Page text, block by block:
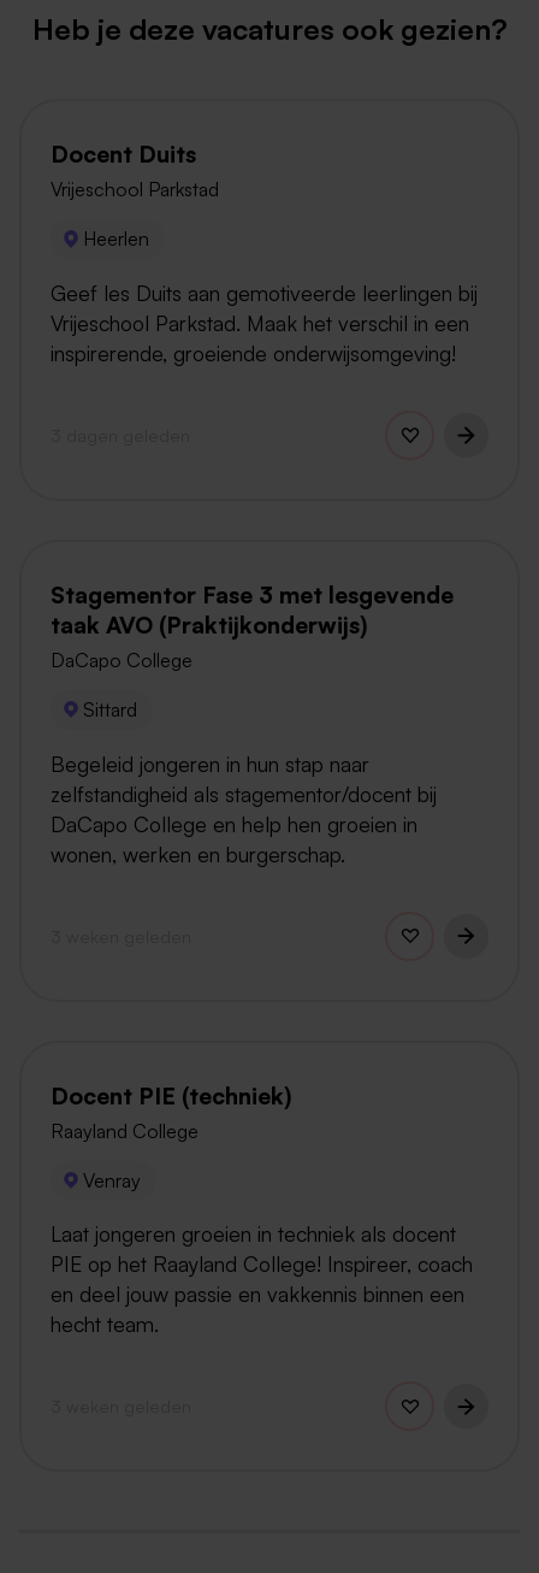
Heb je deze vacatures ook gezien?
Docent Duits
Vrijeschool Parkstad
Heerlen
Geef les Duits aan gemotiveerde leerlingen bij
Vrijeschool Parkstad. Maak het verschil in een
inspirerende, groeiende onderwijsomgeving!
Stagementor Fase 3 met lesgevende
taak AVO (Praktijkonderwijs)
DaCapo College
Sittard
Begeleid jongeren in hun stap naar
zelfstandigheid als stagementor/docent bij
DaCapo College en help hen groeien in
wonen, werken en burgerschap.
Docent PIE (techniek)
Raayland College
Venray
Laat jongeren groeien in techniek als docent
PIE op het Raayland College! Inspireer, coach
en deel jouw passie en vakkennis binnen een
hecht team.